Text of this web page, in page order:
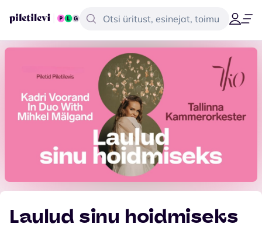
Laulud sinu hoidmiseks